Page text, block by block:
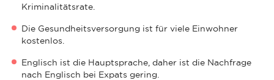
Kriminalitätsrate.
Die Gesundheitsversorgung ist für viele Einwohner
kostenlos.
Englisch ist die Hauptsprache, daher ist die Nachfrage
nach Englisch bei Expats gering.